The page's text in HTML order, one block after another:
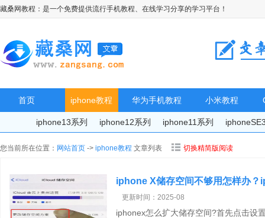
藏桑网教程：是一个免费提供流行手机教程、在线学习分享的学习平台！
首页 iphone教程 华为手机教程 小米教程
iphone13系列 iphone12系列 iphone11系列
您当前所在位置： 网站首页 -> iphone教程 文章列表 切换精简版阅读
iphone X储存空间不够用怎样办
手机
更新时间：2025-08
iphonex怎么扩大储存空间?首先点击设